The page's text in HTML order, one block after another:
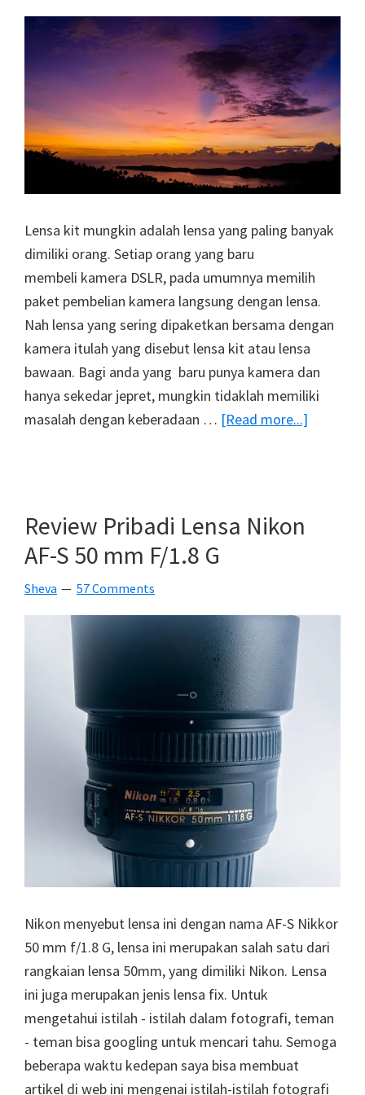
IF-
Lensa kit mungkin adalah lensa yang paling banyak
dimiliki orang. Setiap orang yang baru
membeli kamera DSLR, pada umumnya memilih
paket pembelian kamera langsung dengan lensa.
Nah lensa yang sering dipaketkan bersama dengan
kamera itulah yang disebut lensa kit atau lensa
bawaan. Bagi anda yang baru punya kamera dan
hanya sekedar jepret, mungkin tidaklah memiliki
masalah dengan keberadaan … [Read more...]
Review Pribadi Lensa Nikon
AF-S 50 mm F/1.8 G
Sheva 57 Comments
Nikon menyebut lensa ini dengan nama AF-S Nikkor
50 mm f/1.8 G, lensa ini merupakan salah satu dari
rangkaian lensa 50mm, yang dimiliki Nikon. Lensa
ini juga merupakan jenis lensa fix. Untuk
mengetahui istilah - istilah dalam fotografi, teman
- teman bisa googling untuk mencari tahu. Semoga
beberapa waktu kedepan saya bisa membuat
artikel di web ini mengenai istilah-istilah fotografi